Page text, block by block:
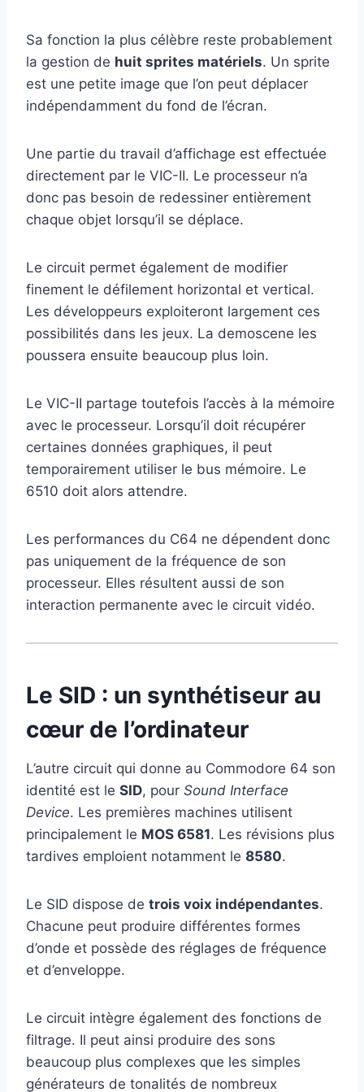
Sa fonction la plus célèbre reste probablement
la gestion de huit sprites matériels. Un sprite
est une petite image que l’on peut déplacer
indépendamment du fond de l’écran.
Une partie du travail d’affichage est effectuée
directement par le VIC-II. Le processeur n’a
donc pas besoin de redessiner entièrement
chaque objet lorsqu’il se déplace.
Le circuit permet également de modifier
finement le défilement horizontal et vertical.
Les développeurs exploiteront largement ces
possibilités dans les jeux. La demoscene les
poussera ensuite beaucoup plus loin.
Le VIC-II partage toutefois l’accès à la mémoire
avec le processeur. Lorsqu’il doit récupérer
certaines données graphiques, il peut
temporairement utiliser le bus mémoire. Le
6510 doit alors attendre.
Les performances du C64 ne dépendent donc
pas uniquement de la fréquence de son
processeur. Elles résultent aussi de son
interaction permanente avec le circuit vidéo.
Le SID : un synthétiseur au
cœur de l’ordinateur
L’autre circuit qui donne au Commodore 64 son
identité est le SID, pour Sound Interface
Device. Les premières machines utilisent
principalement le MOS 6581. Les révisions plus
tardives emploient notamment le 8580.
Le SID dispose de trois voix indépendantes.
Chacune peut produire différentes formes
d’onde et possède des réglages de fréquence
et d’enveloppe.
Le circuit intègre également des fonctions de
filtrage. Il peut ainsi produire des sons
beaucoup plus complexes que les simples
générateurs de tonalités de nombreux